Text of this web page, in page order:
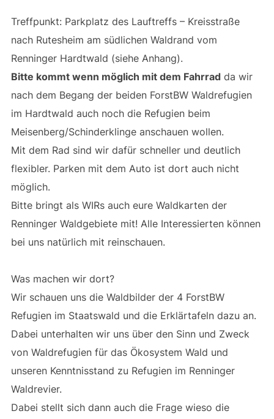
Treffpunkt: Parkplatz des Lauftreffs – Kreisstraße
nach Rutesheim am südlichen Waldrand vom
Renninger Hardtwald (siehe Anhang).
Bitte kommt wenn möglich mit dem Fahrradda wir
nach dem Begang der beiden ForstBW Waldrefugien
im Hardtwald auch noch die Refugien beim
Meisenberg/Schinderklinge anschauen wollen.
Mit dem Rad sind wir dafür schneller und deutlich
flexibler. Parken mit dem Auto ist dort auch nicht
möglich.
Bitte bringt als WIRs auch eure Waldkarten der
Renninger Waldgebiete mit! Alle Interessierten können
bei uns natürlich mit reinschauen.
Was machen wir dort?
Wir schauen uns die Waldbilder der 4 ForstBW
Refugien im Staatswald und die Erklärtafeln dazu an.
Dabei unterhalten wir uns über den Sinn und Zweck
von Waldrefugien für das Ökosystem Wald und
unseren Kenntnisstand zu Refugien im Renninger
Waldrevier.
Dabei stellt sich dann auch die Frage wieso die